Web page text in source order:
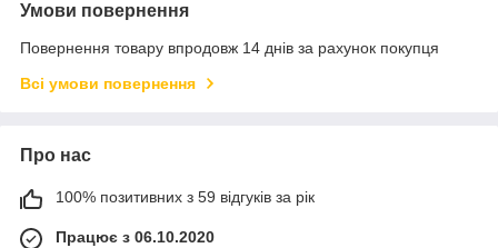
Умови повернення
Повернення товару впродовж 14 днів за рахунок покупця
Всі умови повернення
Про нас
100% позитивних з 59 відгуків за рік
Працює з 06.10.2020